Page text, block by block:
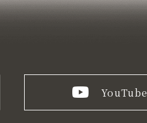
YouTube